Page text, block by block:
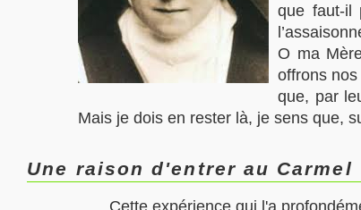
que faut-il
O ma
offrons
que, par
Mais je dois en rester là, je sens que,
Une raison d'entrer au Carmel